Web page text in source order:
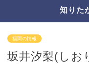
知りた
福岡の情報
坂井汐梨(しお